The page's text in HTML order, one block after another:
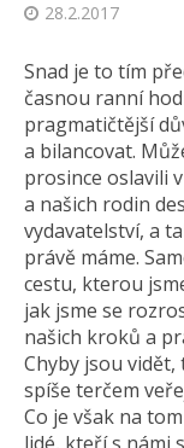
28.2.2017
Snad je to tím
časnou ranní
pragmatičtější
a bilancovat.
prosince oslavili
a našich rodin
vydavatelství, a
právě máme.
cestu, kterou
jak jsme se
našich kroků a
Chyby jsou vidět,
spíše terčem
Co je však na